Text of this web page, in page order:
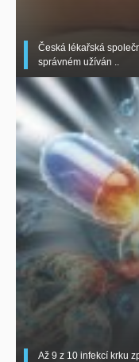
Česká lékařská
správném užíván ..
Až 9 z 10 infekcí krku